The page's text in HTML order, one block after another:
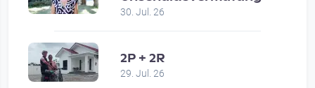
30. Jul. 26
2P + 2R
29. Jul. 26